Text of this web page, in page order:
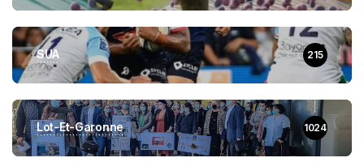
SUA 215
Lot-Et-Garonne 1024